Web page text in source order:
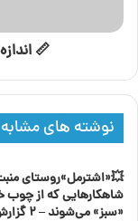
📏
نوشته های مشابه
💥«اشترمل»روستای
شاهکارهایی که از
«سبز» می‌شوند – ۲ گزارش